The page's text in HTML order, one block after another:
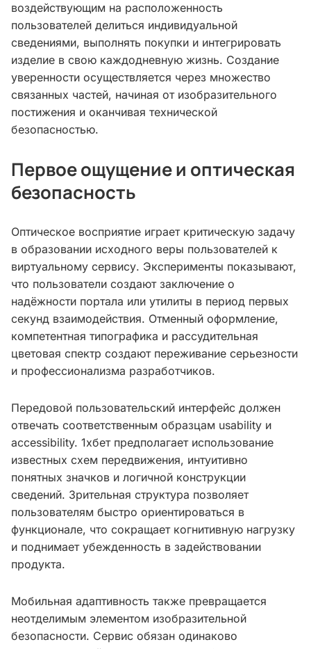
воздействующим на расположенность
пользователей делиться индивидуальной
сведениями, выполнять покупки и интегрировать
изделие в свою каждодневную жизнь. Создание
уверенности осуществляется через множество
связанных частей, начиная от изобразительного
постижения и оканчивая технической
безопасностью.
Первое ощущение и оптическая
безопасность
Оптическое восприятие играет критическую задачу
в образовании исходного веры пользователей к
виртуальному сервису. Эксперименты показывают,
что пользователи создают заключение о
надёжности портала или утилиты в период первых
секунд взаимодействия. Отменный оформление,
компетентная типографика и рассудительная
цветовая спектр создают переживание серьезности
и профессионализма разработчиков.
Передовой пользовательский интерфейс должен
отвечать соответственным образцам usability и
accessibility. 1хбет предполагает использование
известных схем передвижения, интуитивно
понятных значков и логичной конструкции
сведений. Зрительная структура позволяет
пользователям быстро ориентироваться в
функционале, что сокращает когнитивную нагрузку
и поднимает убежденность в задействовании
продукта.
Мобильная адаптивность также превращается
неотделимым элементом изобразительной
безопасности. Сервис обязан одинаково